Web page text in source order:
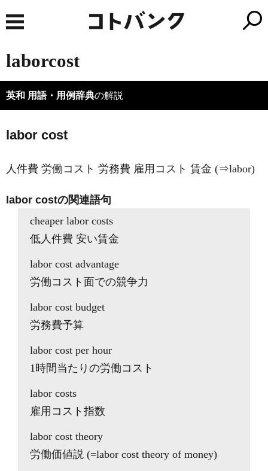
laborcost
英和 用語・用例辞典の解説
labor cost
人件費 労働コスト 労務費 雇用コスト 賃金 (⇒labor)
labor costの関連語句
cheaper labor costs
低人件費 安い賃金
labor cost advantage
労働コスト面での競争力
labor cost budget
労務費予算
labor cost per hour
1時間当たりの労働コスト
labor costs
雇用コスト指数
labor cost theory
労働価値説 (=labor cost theory of money)